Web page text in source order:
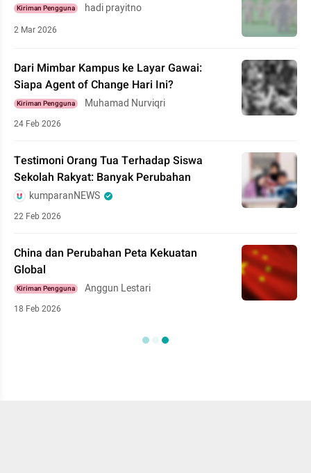
Kiriman Pengguna hadi prayitno
2 Mar 2026
Dari Mimbar Kampus ke Layar Gawai:
Siapa Agent of Change Hari Ini?
Kiriman Pengguna Muhamad Nurviqri
24 Feb 2026
Testimoni Orang Tua Terhadap Siswa
Sekolah Rakyat: Banyak Perubahan
kumparanNEWS
22 Feb 2026
China dan Perubahan Peta Kekuatan
Global
Kiriman Pengguna Anggun Lestari
18 Feb 2026